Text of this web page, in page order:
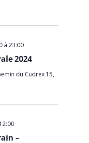
2024
à23:00
du Cudrex 15,
–
12:00